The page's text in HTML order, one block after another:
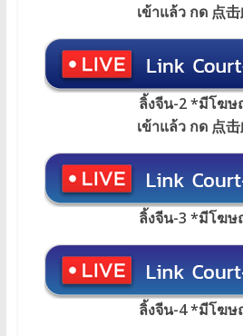
เข้าแล้ว กด 点
ลิ้งจีน-2 *มีโฆ
เข้าแล้ว กด 点
ลิ้งจีน-3 *มีโฆ
ลิ้งจีน-4 *มีโฆ